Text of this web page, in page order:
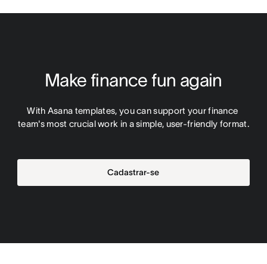
Make finance fun again
With Asana templates, you can support your finance
team's most crucial work in a simple, user-friendly format.
Cadastrar-se